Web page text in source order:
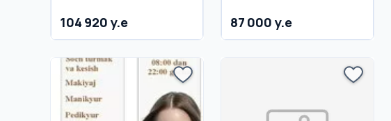
104 920 y.e 87 000 y.e